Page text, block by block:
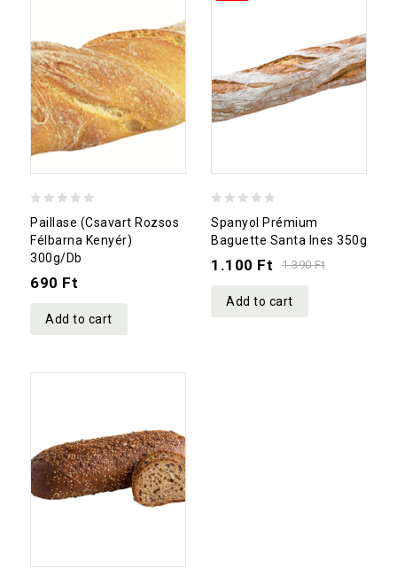
out
of
5
Paillase (csavart Rozsos
Félbarna Kenyér)
300g/db
690 Ft
Add to cart
out
of
Spanyol Prémium
Baguette Santa Ines 350g
1.390Ft
1.100 Ft
Add to cart